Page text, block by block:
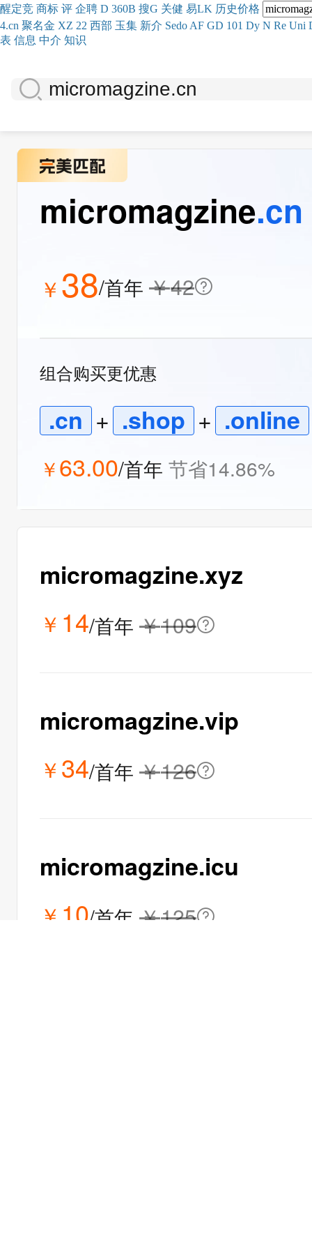
醒定竞 商标 评 企聘 D 360B 搜G 关健 易LK 历史价格
4.cn 聚名金 XZ 22 西部 玉集 新介 Sedo AF GD 101 Dy N Re Uni
表 信息 中介 知识